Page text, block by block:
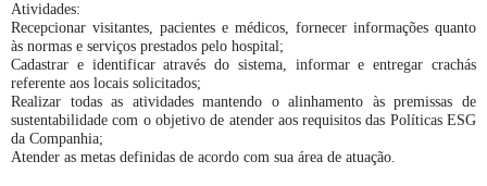
Atividades:
Recepcionar visitantes, pacientes e médicos, fornecer informações quanto
às normas e serviços prestados pelo hospital;
Cadastrar e identificar através do sistema, informar e entregar crachás
referente aos locais solicitados;
Realizar todas as atividades mantendo o alinhamento às premissas de
sustentabilidade com o objetivo de atender aos requisitos das Políticas ESG
da Companhia;
Atender as metas definidas de acordo com sua área de atuação.